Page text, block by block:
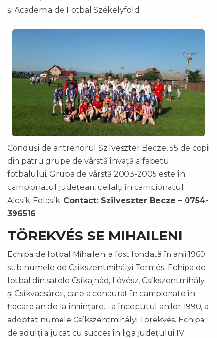
și Academia de Fotbal Székelyföld.
Conduși de antrenorul Szilveszter Becze, 55 de copii
din patru grupe de vârstă învață alfabetul
fotbalului. Grupa de vârstă 2003-2005 este în
campionatul județean, ceilalți în campionatul
Alcsík-Felcsík. Contact: Szilveszter Becze – 0754-
396516
TÖREKVÉS SE MIHAILENI
Echipa de fotbal Mihaileni a fost fondată în anii 1960
sub numele de Csíkszentmihályi Termés. Echipa de
fotbal din satele Csíkajnád, Lóvész, Csíkszentmihály
și Csíkvacsárcsi, care a concurat în campionate în
fiecare an de la înființare. La începutul anilor 1990, a
adoptat numele Csíkszentmihályi Törekvés. Echipa
de adulți a jucat cu succes în liga județului IV